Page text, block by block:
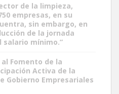
de la limpieza,
empresas, en su
sin embargo, en
de la jornada
salario mínimo.”
Fomento de la
Activa de la
Gobierno Empresariales